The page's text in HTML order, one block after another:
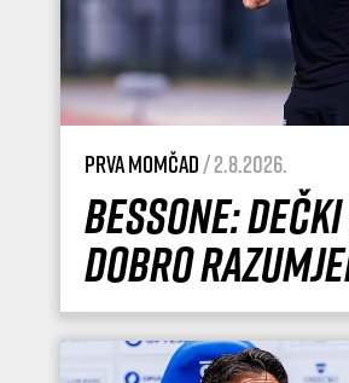
Prva momčad/ 2.8.2026.
Bessone:
dobro